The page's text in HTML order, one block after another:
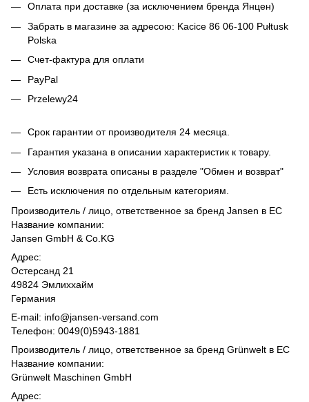
Оплата при доставке (за исключением бренда Янцен)
Забрать в магазине за адресою: Kacice 86 06-100 Pułtusk
Polska
Счет-фактура для оплати
PayPal
Przelewy24
Срок гарантии от производителя 24 месяца.
Гарантия указана в описании характеристик к товару.
Условия возврата описаны в разделе "Обмен и возврат"
Есть исключения по отдельным категориям.
Производитель / лицо, ответственное за бренд Jansen в ЕС
Название компании:
Jansen GmbH & Co.KG
Адрес:
Остерсанд 21
49824 Эмлиххайм
Германия
E-mail: info@jansen-versand.com
Телефон: 0049(0)5943-1881
Производитель / лицо, ответственное за бренд Grünwelt в ЕС
Название компании:
Grünwelt Maschinen GmbH
Адрес: